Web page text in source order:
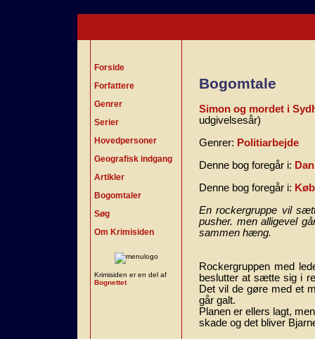
Forside
Forfattere
Genrer
Serier
Hovedpersoner
Geografisk indgang
Artikler
Bogomtaler
Søg
Om Krimisiden
Krimisiden er en del af
Bognettet
Bogomtale
Simon og mordet i
udgivelsesår)
Genrer: Politiarbejde
Denne bog foregår i:
Denne bog foregår i:
En rockergruppe vil
pusher. men alligevel
sammen hæng.
Rockergruppen med
beslutter at sætte sig i
Det vil de gøre med et
går galt.
Planen er ellers lagt,
skade og det bliver